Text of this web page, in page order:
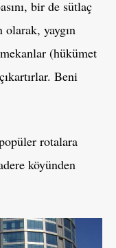
bir de sütlaç
olarak, yaygın
(hükümet
Beni
rotalara
köyünden